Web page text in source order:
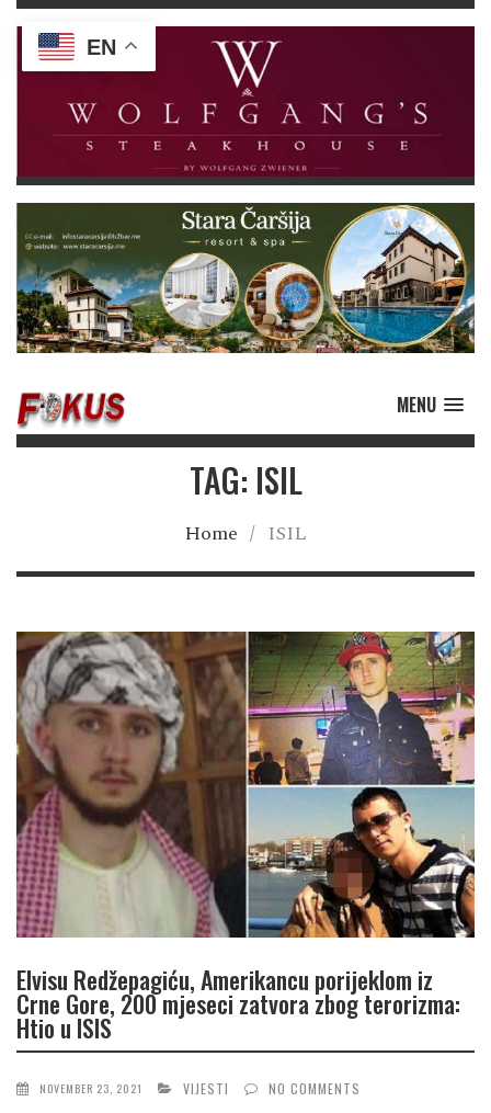
MENU
TAG: ISIL
Home / ISIL
Elvisu Redžepagiću, Amerikancu porijeklom iz
Crne Gore, 200 mjeseci zatvora zbog terorizma:
Htio u ISIS
NOVEMBER 23, 2021 VIJESTI NO COMMENTS
EN